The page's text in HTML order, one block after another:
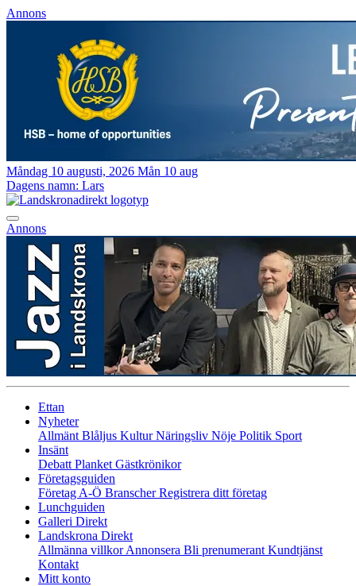
Annons
Måndag 10 augusti, 2026 Mån 10 aug
Dagens namn: Lars
Annons
Ettan
Nyheter
Allmänt Blåljus KulturNäringsliv Nöje Politik Sport
Insänt
Debatt Planket Gästkrönikor
Företagsguiden
Företag A-Ö BranscherRegistrera ditt företag
Lunchguiden
Galleri Direkt
Landskrona Direkt
Allmänna villkorAnnonsera Bli prenumerant Kundtjänst
Kontakt
Mitt konto